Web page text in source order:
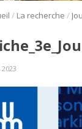
/ La recherche /